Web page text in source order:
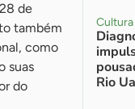
de
também
como
suas
do
Rio